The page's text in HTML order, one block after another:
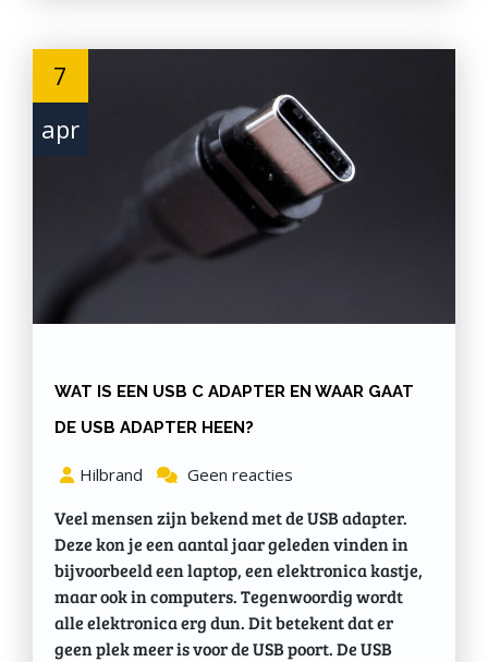
7
apr
WAT IS EEN USB C ADAPTER EN WAAR GAAT
DE USB ADAPTER HEEN?
Hilbrand Geen reacties
Veel mensen zijn bekend met de USB adapter.
Deze kon je een aantal jaar geleden vinden in
bijvoorbeeld een laptop, een elektronica kastje,
maar ook in computers. Tegenwoordig wordt
alle elektronica erg dun. Dit betekent dat er
geen plek meer is voor de USB poort. De USB